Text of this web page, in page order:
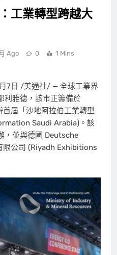
工業轉型跨越大
Ago 0 1 Mins
7日 /美通社/ — 全球工業界
利雅德，該市正籌備於
屆「沙地阿拉伯工業轉型
Saudi Arabia)。該
，並與德國 Deutsche
限公司 (Riyadh Exhibitions